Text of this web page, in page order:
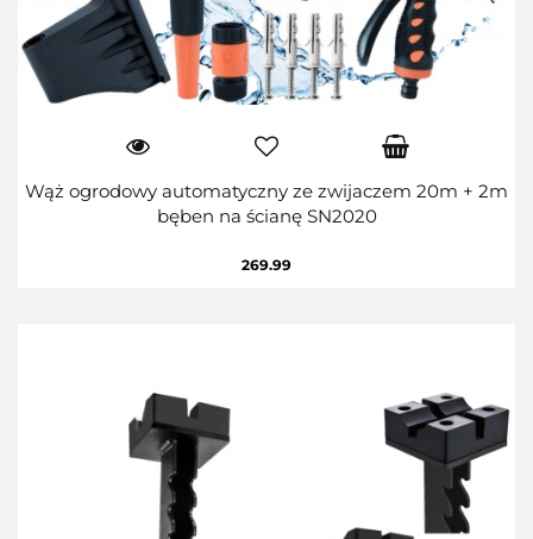
Wąż ogrodowy automatyczny ze zwijaczem 20m + 2m
bęben na ścianę SN2020
269.99